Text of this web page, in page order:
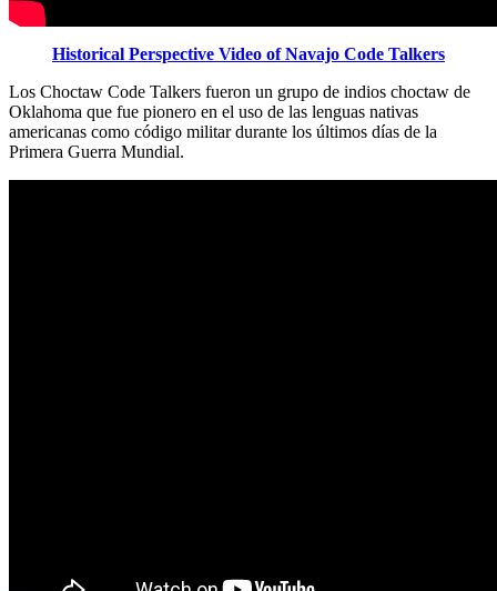
Historical Perspective Video of Navajo Code Talkers
Los Choctaw Code Talkers fueron un grupo de indios choctaw de
Oklahoma que fue pionero en el uso de las lenguas nativas
americanas como código militar durante los últimos días de la
Primera Guerra Mundial.